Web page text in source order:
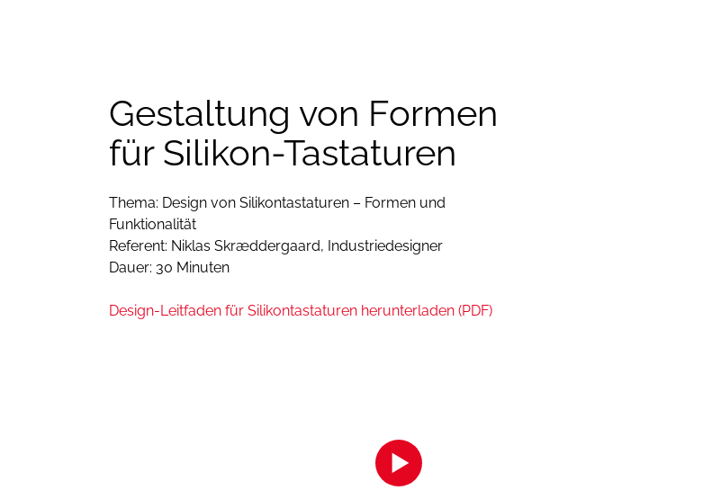
Gestaltung von Formen
für Silikon-Tastaturen
Thema: Design von Silikontastaturen – Formen und
Funktionalität
Referent: Niklas Skræddergaard, Industriedesigner
Dauer: 30 Minuten
Design-Leitfaden für Silikontastaturen herunterladen (PDF)
Zur Anzeige des Inhalts akzeptieren Sie bitte
Klicken Sie hier